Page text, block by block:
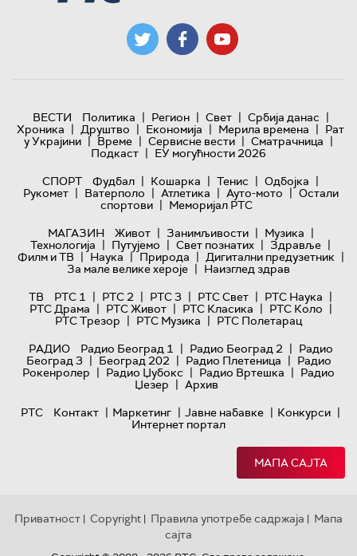
ВЕСТИ Политика | Регион | Свет | Србија данас |
Хроника | Друштво | Економија | Мерила времена | Рат
у Украјини | Време | Сервисне вести | Сматрачница |
Подкаст | ЕУ могућности 2026
СПОРТ
Фудбал | Кошарка | Тенис | Одбојка |
Рукомет | Ватерполо | Атлетика | Ауто-мото | Остали
спортови | Меморијал РТС
МАГАЗИН
Живот | Занимљивости | Музика |
Технологијa | Путујемо | Свет познатих | Здравље |
Филм и ТВ | Наука | Природа | Дигитални предузетник |
За мале велике хероје | Наизглед здрав
ТВ
РТС 1 | РТС 2 | РТС 3 | РТС Свет | РТС Наука |
РТС Драма | РТС Живот | РТС Класика | РТС Коло |
РТС Трезор | РТС Музика | РТС Полетарац
РАДИО
Радио Београд 1 | Радио Београд 2 | Радио
Београд 3 | Београд 202 | Радио Плетеница | Радио
Рокенролер | Радио Џубокс | Радио Вртешка | Радио
Џезер | Архив
РТС
Контакт | Маркетинг | Јавне набавке | Конкурси |
Интернет портал
МАПА САЈТА
Приватност | Copyright | Правила употребе садржаја | Мапа
сајта